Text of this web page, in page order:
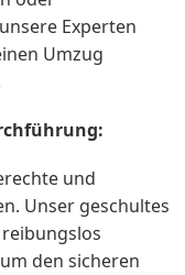
Experten
Umzug
und
Unser geschultes
den sicheren